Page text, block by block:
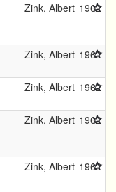
Zink, Albert 1962
Zink, Albert 1962
Zink, Albert 1962
Zink, Albert 1962
Zink, Albert 1962